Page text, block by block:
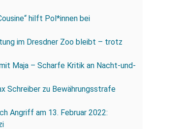
hilft Pol*innen bei
im Dresdner Zoo bleibt – trotz
Maja – Scharfe Kritik an Nacht-und-
Schreiber zu Bewährungsstrafe
Angriff am 13. Februar 2022: